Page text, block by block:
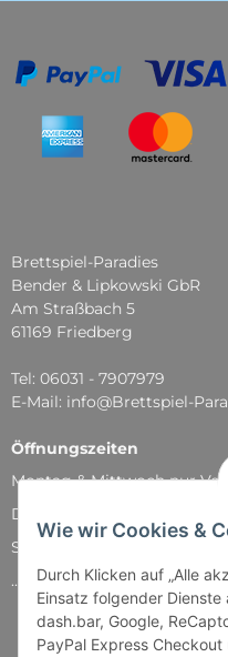
Wie wir Cookies &
Durch Klicken auf „Alle
Einsatz folgender Dienste
dash.bar, Google,
PayPal Express
Brettspiel-Paradies
Bender & Lipkowski GbR
Am Straßbach 5
61169 Friedberg
Tel: 06031 - 7907979
E-Mail: info@Brettspiel-
Öffnungszeiten
Montag & Mittwoch nur
Dienstag, Donnerstag und
Samstag: 11:00 - 14:00 Uhr
...und natürlich während